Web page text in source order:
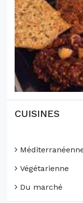
CUISINES
Végétarienne
Du marché